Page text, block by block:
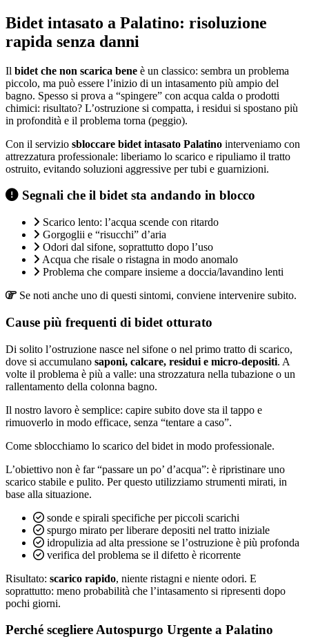
Bidet intasato a Palatino: risoluzione
rapida senza danni
Il bidet che non scarica bene è un classico: sembra un problema
piccolo, ma può essere l’inizio di un intasamento più ampio del
bagno. Spesso si prova a “spingere” con acqua calda o prodotti
chimici: risultato? L’ostruzione si compatta, i residui si spostano più
in profondità e il problema torna (peggio).
Con il servizio sbloccare bidet intasato Palatino interveniamo con
attrezzatura professionale: liberiamo lo scarico e ripuliamo il tratto
ostruito, evitando soluzioni aggressive per tubi e guarnizioni.
Segnali che il bidet sta andando in blocco
Scarico lento: l’acqua scende con ritardo
Gorgoglii e “risucchi” d’aria
Odori dal sifone, soprattutto dopo l’uso
Acqua che risale o ristagna in modo anomalo
Problema che compare insieme a doccia/lavandino lenti
Se noti anche uno di questi sintomi, conviene intervenire subito.
Cause più frequenti di bidet otturato
Di solito l’ostruzione nasce nel sifone o nel primo tratto di scarico,
dove si accumulano saponi, calcare, residui e micro-depositi. A
volte il problema è più a valle: una strozzatura nella tubazione o un
rallentamento della colonna bagno.
Il nostro lavoro è semplice: capire subito dove sta il tappo e
rimuoverlo in modo efficace, senza “tentare a caso”.
Come sblocchiamo lo scarico del bidet in modo professionale.
L’obiettivo non è far “passare un po’ d’acqua”: è ripristinare uno
scarico stabile e pulito. Per questo utilizziamo strumenti mirati, in
base alla situazione.
sonde e spirali specifiche per piccoli scarichi
spurgo mirato per liberare depositi nel tratto iniziale
idropulizia ad alta pressione se l’ostruzione è più profonda
verifica del problema se il difetto è ricorrente
Risultato: scarico rapido, niente ristagni e niente odori. E
soprattutto: meno probabilità che l’intasamento si ripresenti dopo
pochi giorni.
Perché scegliere Autospurgo Urgente a Palatino